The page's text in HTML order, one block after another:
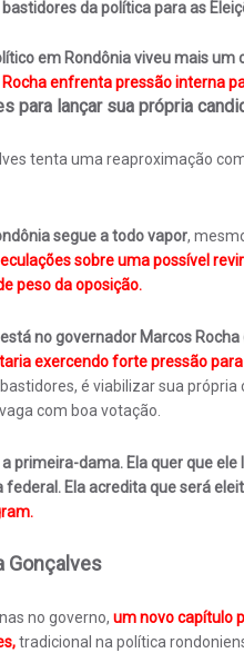
da política para as
em Rondônia viveu mais
enfrenta pressão interna
para lançar sua própria
tenta uma reaproximação
segue a todo vapor,
sobre uma possível
peso da oposição.
no governador Marcos Rocha
exercendo forte pressão
é viabilizar sua
com boa votação.
primeira-dama. Ela quer que
Ela acredita que será
Gonçalves
no governo, um novo capítulo
tradicional na política